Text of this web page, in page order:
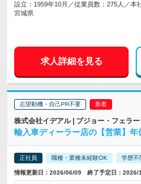
設立：1959年10月／従業員数：275人／本
宮城県
求人詳細を見る
志望動機・自己PR不要
株式会社イデアル | プジョー・フェラ
輸入車ディーラー店の【営業】年
正社員 職種・業種未経験OK 学歴不
情報更新日：2026/06/09 終了予定日：2026/